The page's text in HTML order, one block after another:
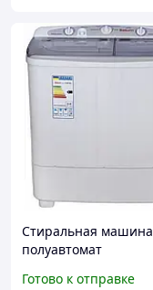
Стиральная машина
полуавтомат
SATURN ST-WK7602_с
Готово к отправке